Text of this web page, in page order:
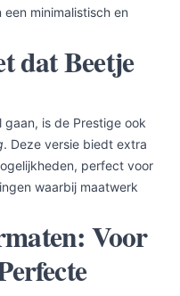
minimalistisch en
dat Beetje
is de Prestige ook
. Deze versie biedt extra
perfect voor
waarbij maatwerk
Voor